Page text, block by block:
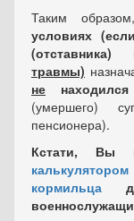
Таким
условиях
(отставника)
травмы)
не находился
(умершего)
пенсионера).
Кстати, Вы
кормильца